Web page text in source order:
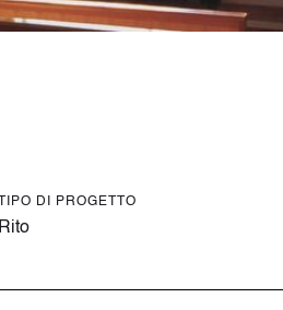
TIPO DI PROGETTO
Rito